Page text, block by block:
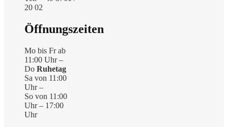
20 02
Öffnungszeiten
Mo bis Fr ab
11:00 Uhr –
Do Ruhetag
Sa von 11:00
Uhr –
So von 11:00
Uhr – 17:00
Uhr